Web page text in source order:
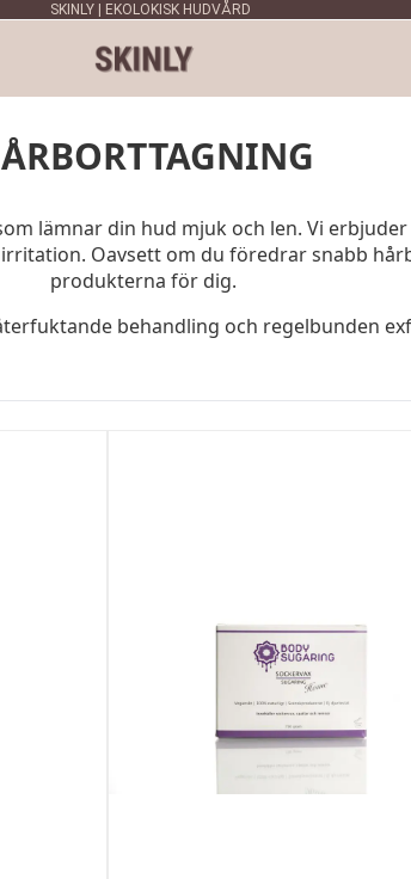
SKINLY | EKOLOKISK HUDVÅRD
lämnar din hud mjuk och len. Vi
Oavsett om du föredrar snabb
produkterna för dig.
behandling och regelbunden